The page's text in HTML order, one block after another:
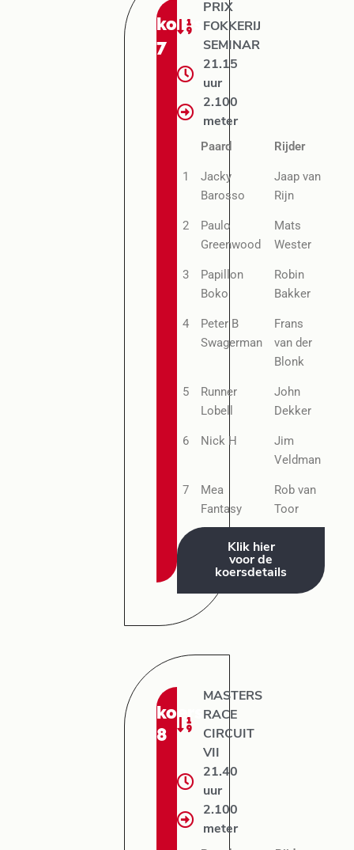
koers:
7
PRIX
FOKKERIJ
SEMINAR
21.15
uur
2.100
meter
Paard Rijder
1
Jacky
Barosso
Jaap van
Rijn
2
Paulo
Greenwood
Mats
Wester
3
Papillon
Boko
Robin
Bakker
4
Peter B
Swagerman
Frans
van der
Blonk
5
Runner
Lobell
John
Dekker
6 Nick H
Jim
Veldman
7
Mea
Fantasy
Rob van
Toor
Klik hier
voor de
koersdetails
koers:
8
MASTERS
RACE
CIRCUIT
VII
21.40
uur
2.100
meter